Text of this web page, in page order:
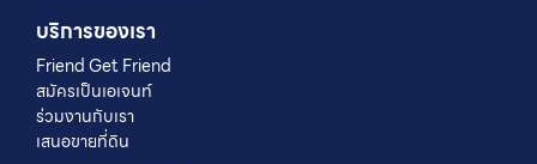
บริการของเรา
Friend Get Friend
สมัครเป็นเอเจนท์
ร่วมงานกับเรา
เสนอขายที่ดิน